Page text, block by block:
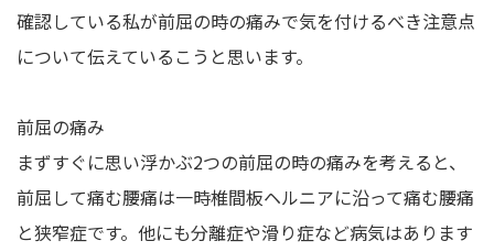
確認している私が前屈の時の痛みで気を付けるべき注意点
について伝えているこうと思います。
前屈の痛み
まずすぐに思い浮かぶ2つの前屈の時の痛みを考えると、
前屈して痛む腰痛は一時椎間板ヘルニアに沿って痛む腰痛
と​​狭窄症です。他にも分離症や滑り症など病気はあります